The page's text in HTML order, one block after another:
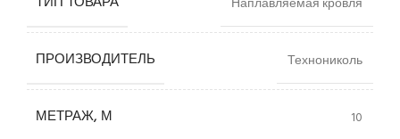
ПРОИЗВОДИТЕЛЬ Технониколь
МЕТРАЖ, М 10